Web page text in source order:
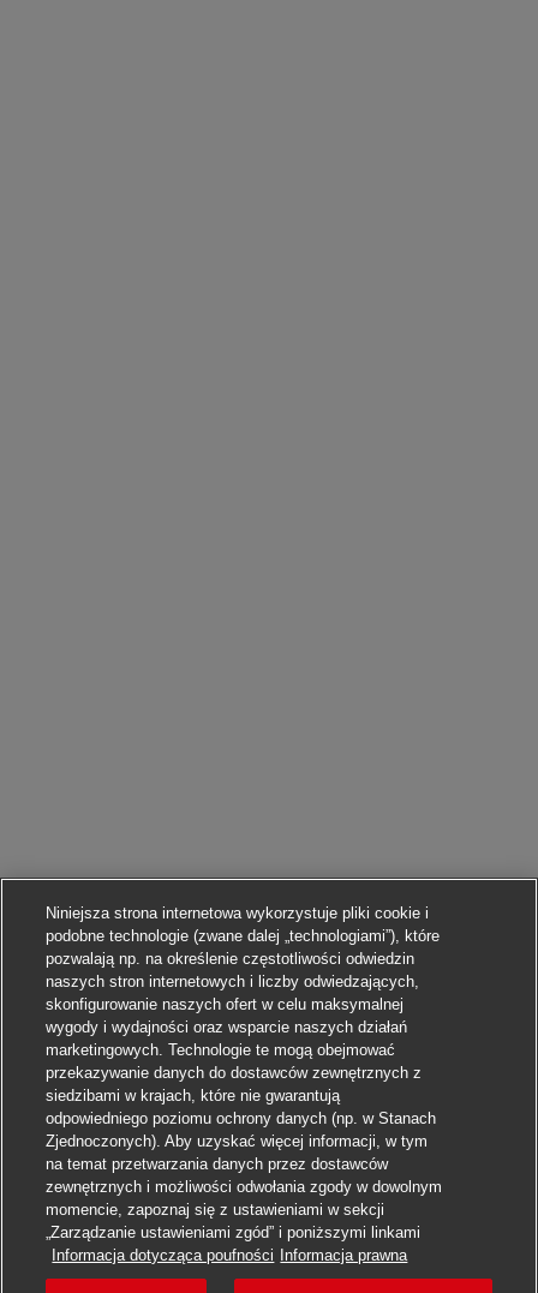
Aplikuj
Niniejsza strona internetowa wykorzystuje pliki cookie i
podobne technologie (zwane dalej „technologiami”), które
pozwalają np. na określenie częstotliwości odwiedzin
naszych stron internetowych i liczby odwiedzających,
skonfigurowanie naszych ofert w celu maksymalnej
wygody i wydajności oraz wsparcie naszych działań
marketingowych. Technologie te mogą obejmować
przekazywanie danych do dostawców zewnętrznych z
siedzibami w krajach, które nie gwarantują
odpowiedniego poziomu ochrony danych (np. w Stanach
Zjednoczonych). Aby uzyskać więcej informacji, w tym
na temat przetwarzania danych przez dostawców
zewnętrznych i możliwości odwołania zgody w dowolnym
momencie, zapoznaj się z ustawieniami w sekcji
„Zarządzanie ustawieniami zgód” i poniższymi linkami
Informacja dotycząca poufności
Informacja prawna